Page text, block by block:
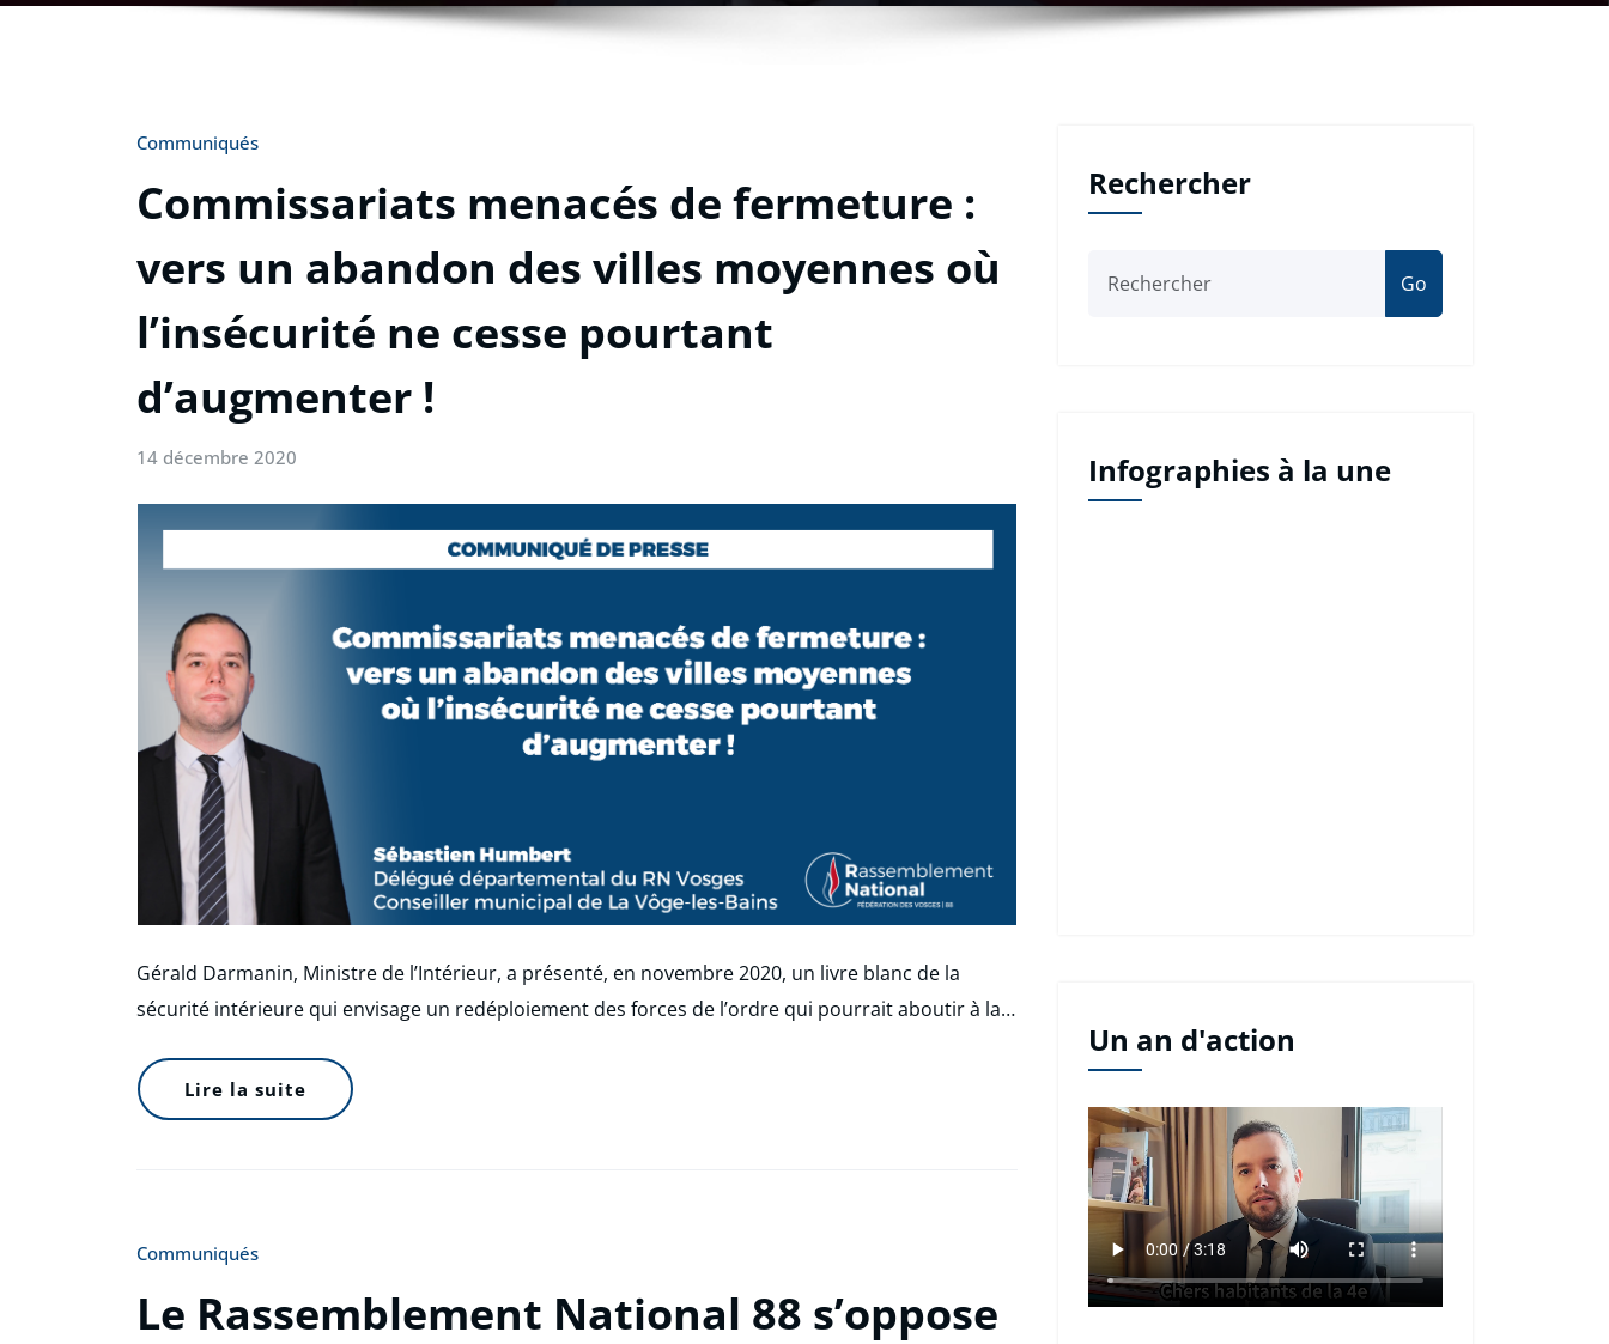
Communiqués
Commissariats menacés de fermeture :
vers un abandon des villes moyennes où
l’insécurité ne cesse pourtant
d’augmenter !
14 décembre 2020
Gérald Darmanin, Ministre de l’Intérieur, a présenté, en novembre 2020, un livre blanc de la
sécurité intérieure qui envisage un redéploiement des forces de l’ordre qui pourrait aboutir à la…
Lire la suite
Communiqués
Le Rassemblement National 88 s’oppose
Rechercher
Go
Infographies à la une
Un an d'action